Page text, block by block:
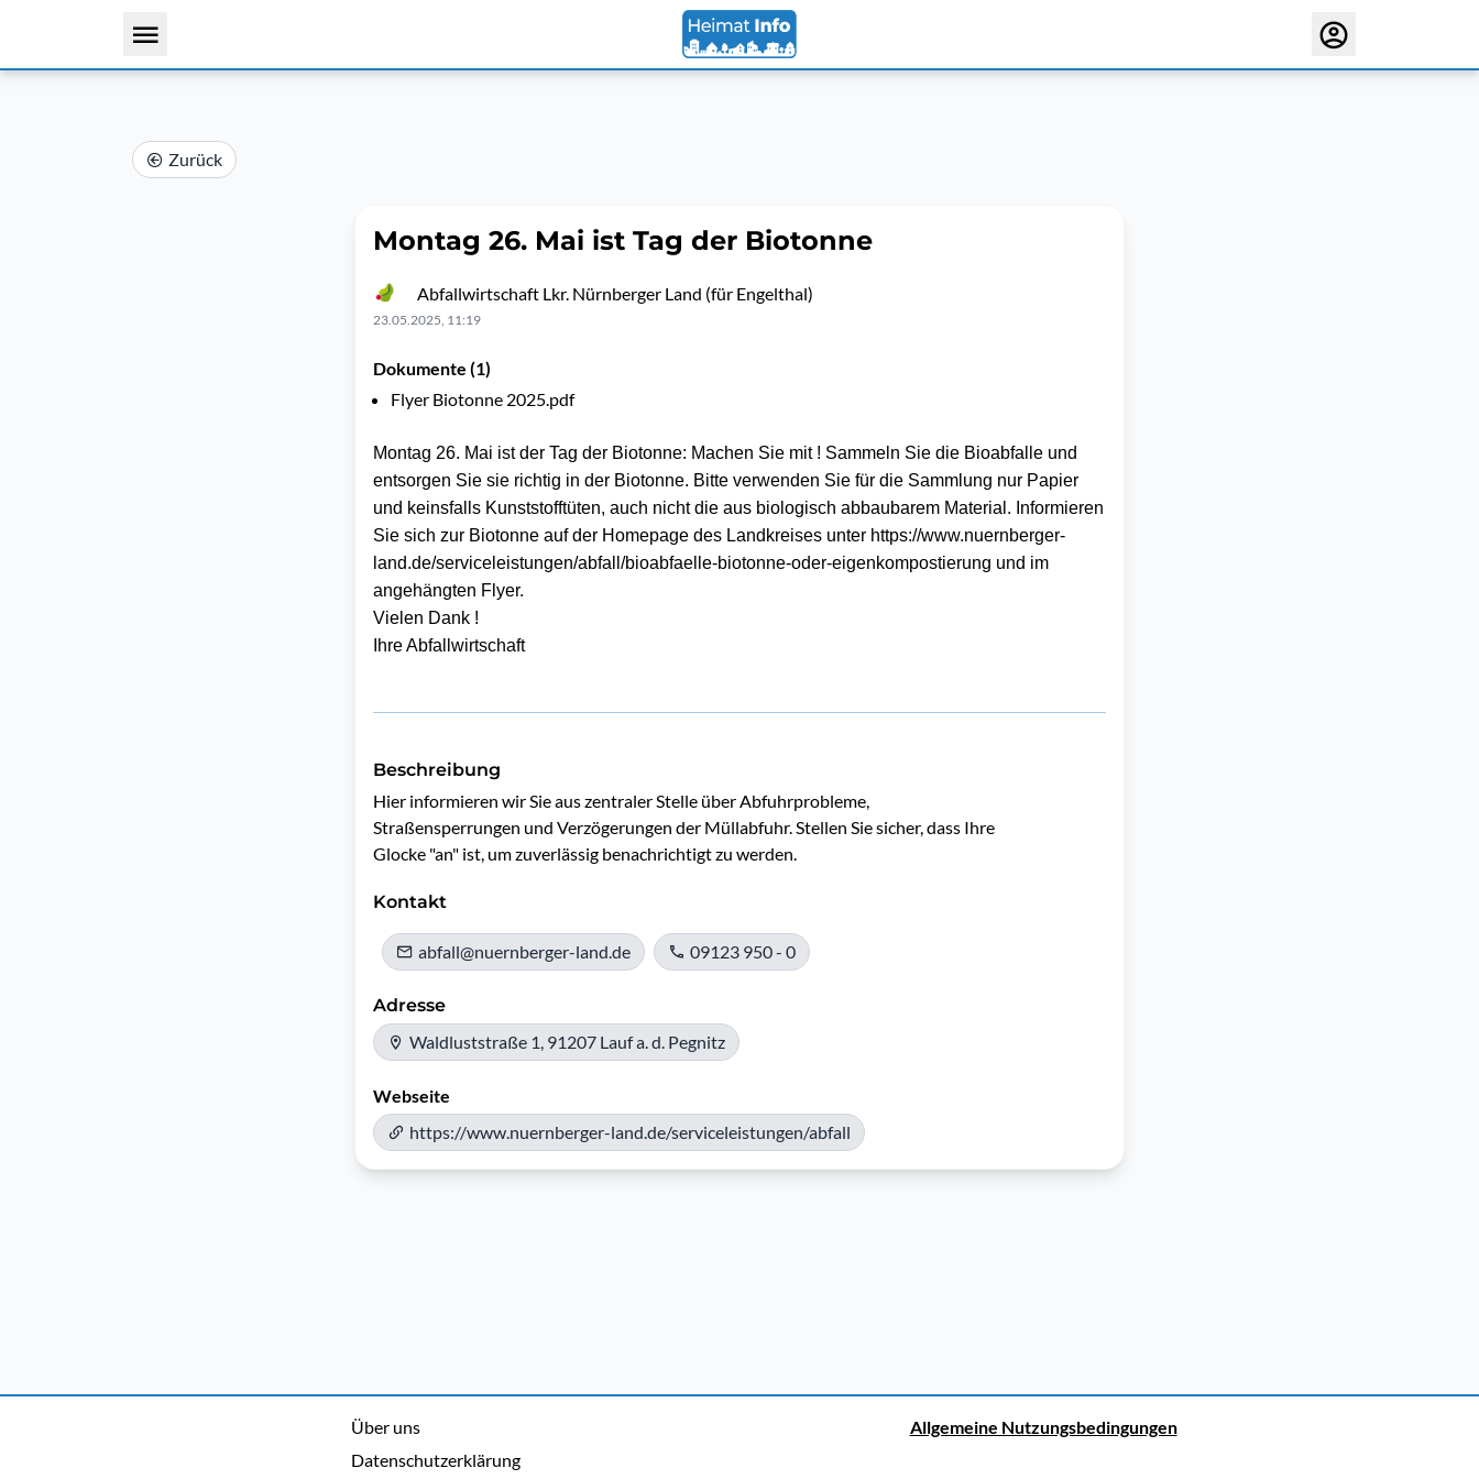
Zurück
Montag 26. Mai ist Tag der Biotonne
Abfallwirtschaft Lkr. Nürnberger Land (für Engelthal)
23.05.2025, 11:19
Dokumente (1)
Flyer Biotonne 2025.pdf
Montag 26. Mai ist der Tag der Biotonne: Machen Sie mit ! Sammeln Sie die Bioabfalle und
entsorgen Sie sie richtig in der Biotonne. Bitte verwenden Sie für die Sammlung nur Papier
und keinsfalls Kunststofftüten, auch nicht die aus biologisch abbaubarem Material. Informieren
Sie sich zur Biotonne auf der Homepage des Landkreises unter https://www.nuernberger-
land.de/serviceleistungen/abfall/bioabfaelle-biotonne-oder-eigenkompostierung und im
angehängten Flyer.
Vielen Dank !
Ihre Abfallwirtschaft
Beschreibung
Hier informieren wir Sie aus zentraler Stelle über Abfuhrprobleme,
Straßensperrungen und Verzögerungen der Müllabfuhr. Stellen Sie sicher, dass Ihre
Glocke "an" ist, um zuverlässig benachrichtigt zu werden.
Kontakt
abfall@nuernberger-land.de 09123 950 - 0
Adresse
Waldluststraße 1, 91207 Lauf a. d. Pegnitz
Webseite
https://www.nuernberger-land.de/serviceleistungen/abfall
Über uns
Datenschutzerklärung
Allgemeine Nutzungsbedingungen